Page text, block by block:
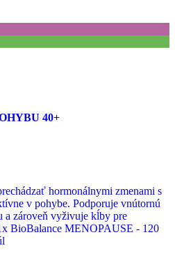
40+
hormonálnymi zmenami s
v pohybe. Podporuje vnútornú
a zároveň vyživuje kĺby pre
BioBalance MENOPAUSE - 120